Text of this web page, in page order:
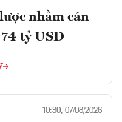
nhằm cán
tỷ USD
10:30, 07/08/2026